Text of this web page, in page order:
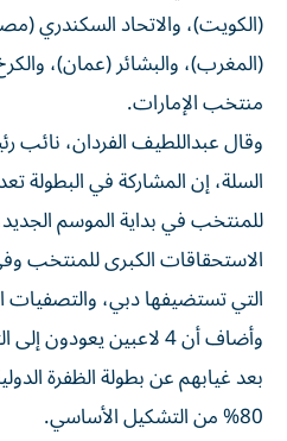
(الكويت)، والاتحاد السكندري
(المغرب)، والبشائر (عمان)،
منتخب الإمارات.
وقال عبداللطيف الفردان، نائب
السلة، إن المشاركة في البطولة
للمنتخب في بداية الموسم
الاستحقاقات الكبرى للمنتخب
التي تستضيفها دبي، والتصفيات
وأضاف أن 4 لاعبين
بعد غيابهم عن بطولة الظفرة
80% من التشكيل الأساسي.